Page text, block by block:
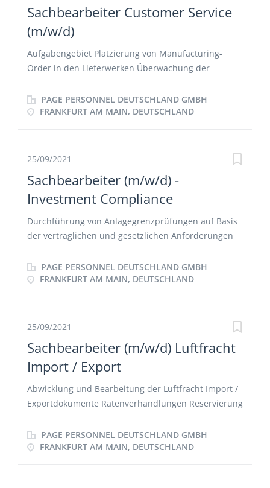
Sachbearbeiter Customer Service
(m/w/d)
Aufgabengebiet Platzierung von Manufacturing-
Order in den Lieferwerken Überwachung der
Backlog Anfragebearbeitung von Kunden und
Angebotserstellung in Absprache mit Außendienst
Lieferpapiere Reklamationsbearbeitung
Unterstützung des Außendienstes Überwachen der
‚offenen Posten' und Mitarbeit bei der Forderung
ausstehender Zahlungen allgem. mit dieser Position
Aufgaben
PAGE PERSONNEL DEUTSCHLAND GMBH
FRANKFURT AM MAIN, DEUTSCHLAND
25/09/2021
Sachbearbeiter (m/w/d) -
Investment Compliance
Durchführung von Anlagegrenzprüfungen auf Basis
der vertraglichen und gesetzlichen Anforderungen
Anlagerichtlinien Überwachung der Einhaltung von
Kontrahentengrenzen Marktgerechtigkeitsprüfung
bestehender Prozes­se
PAGE PERSONNEL DEUTSCHLAND GMBH
FRANKFURT AM MAIN, DEUTSCHLAND
25/09/2021
Sachbearbeiter (m/w/d) Luftfracht
Import / Export
Abwicklung und Bearbeitung der Luftfracht Import /
Exportdokumente Ratenverhandlungen Reservierung
Dokumentenerstellung Telefonische Betreuung der
Kunden
PAGE PERSONNEL DEUTSCHLAND GMBH
FRANKFURT AM MAIN, DEUTSCHLAND